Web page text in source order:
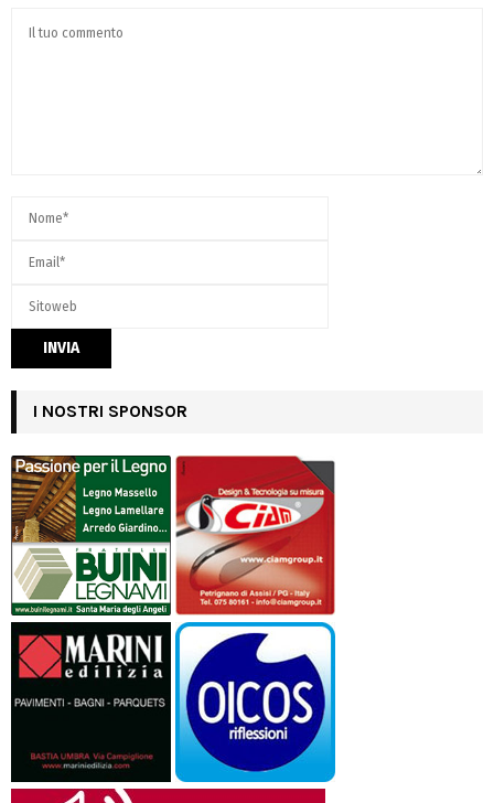
I NOSTRI SPONSOR